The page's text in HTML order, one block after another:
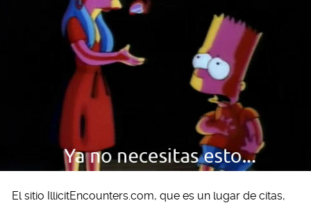
El sitio IllicitEncounters.com, que es un lugar de citas,